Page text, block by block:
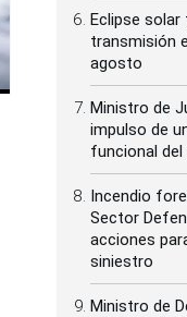
Eclipse solar
transmisión
agosto
Ministro de
impulso de
funcional
Incendio
Sector
acciones
siniestro
Ministro de